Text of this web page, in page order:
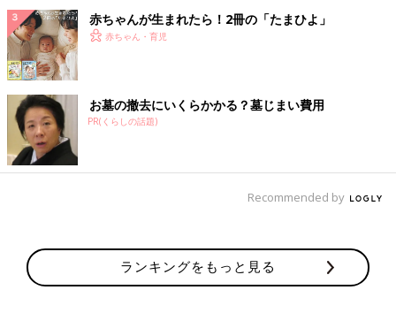
赤ちゃんが生まれたら！2冊の「たまひよ」
赤ちゃん・育児
お墓の撤去にいくらかかる？墓じまい費用
PR(くらしの話題)
Recommended by
ランキングをもっと見る